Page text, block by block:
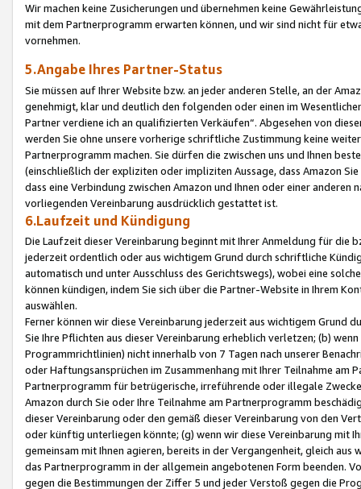
Wir machen keine Zusicherungen und übernehmen keine
mit dem Partnerprogramm erwarten können, und wir sind nicht für
vornehmen.
5.Angabe Ihres Partner-Status
Sie müssen auf Ihrer Website bzw. an jeder anderen Stelle, an der
genehmigt, klar und deutlich den folgenden oder einen im
Partner verdiene ich an qualifizierten Verkäufen“. Abgesehen von
werden Sie ohne unsere vorherige schriftliche Zustimmung keine
Partnerprogramm machen. Sie dürfen die zwischen uns und Ihnen
(einschließlich der expliziten oder impliziten Aussage, dass Amazon
dass eine Verbindung zwischen Amazon und Ihnen oder einer
vorliegenden Vereinbarung ausdrücklich gestattet ist.
6.Laufzeit und Kündigung
Die Laufzeit dieser Vereinbarung beginnt mit Ihrer Anmeldung für die
jederzeit ordentlich oder aus wichtigem Grund durch schriftliche
automatisch und unter Ausschluss des Gerichtswegs), wobei eine
können kündigen, indem Sie sich über die Partner-Website in Ihrem
auswählen.
Ferner können wir diese Vereinbarung jederzeit aus wichtigem Grund
Sie Ihre Pflichten aus dieser Vereinbarung erheblich verletzen; (b)
Programmrichtlinien) nicht innerhalb von 7 Tagen nach unserer
oder Haftungsansprüchen im Zusammenhang mit Ihrer Teilnahme am
Partnerprogramm für betrügerische, irreführende oder illegale
Amazon durch Sie oder Ihre Teilnahme am Partnerprogramm
dieser Vereinbarung oder den gemäß dieser Vereinbarung von den
oder künftig unterliegen könnte; (g) wenn wir diese Vereinbarung mit
gemeinsam mit Ihnen agieren, bereits in der Vergangenheit, gleich
das Partnerprogramm in der allgemein angebotenen Form beenden.
gegen die Bestimmungen der Ziffer 5 und jeder Verstoß gegen die